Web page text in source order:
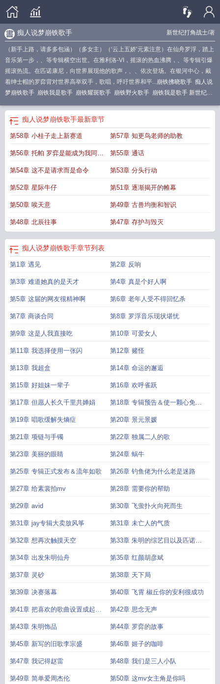
新世纪打角战士/著
痴人说梦崩铁歌手
（新手上路，请多多包涵）（多女主）（‘云上五娇’元素注意）在仙舟罗浮，踏上
音乐第一步，、等专辑横空出世。在雅利洛-VI，摇滚的热血沸腾，、等专辑引爆
摇滚热流。在匹诺康尼，向世界展现他的歌声，、、依次登场。在银河中心，戴
着绅士帽的罗弈背对世界高举双手，歌唱，呼吁世界和平...崩铁拂晓歌手 痴人说
梦崩铁歌手 崩铁我是歌手 崩铁耀斑歌手 崩铁野火歌手 崩铁我是歌手 新世纪打
痴人说梦崩铁歌手最新章节
第58章 小桂子走上新赛道 第57章 知更鸟老师的助教
第56章 托帕 罗弈是能成为我同担
的男人啊
第55章 通话
第54章 这不是请求而是命令 第53章 分头行动
第52章 星际牛仔 第51章 逐渐揭开的帷幕
第50章 唉天意 第49章 古兽均衡和智识
第48章 北辰往事 第47章 存护与毁灭
痴人说梦崩铁歌手章节列表
第1章 遇见 第2章 反响
第3章 难道她真的是天才 第4章 真是个好人啊
第5章 这届的网友很精神啊 第6章 老年人受不得回忆杀
第7章 商谈合同 第8章 罗浮音乐现状堪忧
第9章 这是人我直接吃 第10章 可爱女人
第11章 我选择使用一张闪 第12章 赌怪
第13章 我超盒 第14章 命运的邂逅
第15章 好姐妹一辈子 第16章 欢呼雀跃
第17章 但愿人长久千里共婵娟 第18章 专辑预告＆使一颗心免于
哀伤
第19章 唱歌缓解失熵症 第20章 景元景媛
第21章 项链与手镯 第22章 独属二人的歌
第23章 美丽的眼睛 第24章 蜗牛
第25章 专辑正式发布＆流年如歌 第26章 钓鱼佬为什么老是迷路
第27章 给素裳拍mv 第28章 需要你的帮助
第29章 avid 第30章 飞萤扑火向死而生
第31章 jay专辑大卖放风筝 第31章 未亡人的气质
第32章 想再次触摸天空 第33章 朱明的综艺目以及匹诺康
尼音乐
第34章 出发朱明仙舟 第35章 红颜胡彦斌
第37章 灵砂 第38章 天下局
第39章 决赛落幕 第40章 飞霄 椒丘你的安利很成功
第41章 把喜欢的歌曲设置成起床
铃
第42章 思念无声
第43章 朱明饰品 第44章 罗弈的故事
第45章 新写的旧歌李宗盛 第46章 姬子的咖啡
第47章 我记得赵雷 第48章 我们是三人小队
第49章 简单爱周杰伦 第50章 这mv女主角是你吗